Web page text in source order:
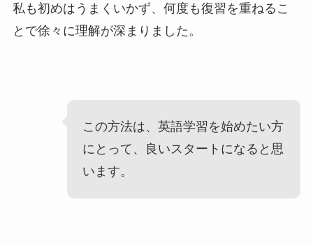
私も初めはうまくいかず、何度も復習を重ねるこ
とで徐々に理解が深まりました。
この方法は、英語学習を始めたい方
にとって、良いスタートになると思
います。